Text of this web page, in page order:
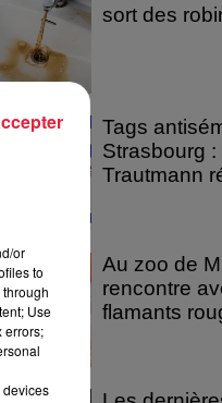
sort des
Tags
Strasbourg
Trautmann
Au zoo de
rencontre
flamants
or
to
Use
errors;
devices